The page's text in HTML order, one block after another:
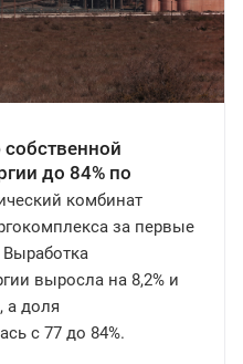
до 84% по
комбинат
за первые
Выработка
выросла на 8,2% и
а доля
с 77 до 84%.